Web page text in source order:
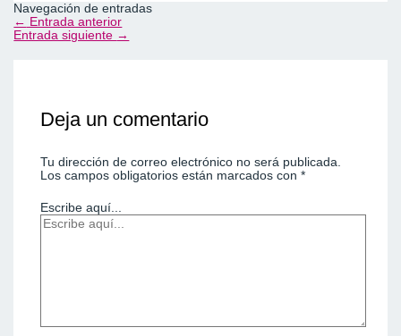
Navegación de entradas
← Entrada anterior
Entrada siguiente →
Deja un comentario
Tu dirección de correo electrónico no será publicada.
Los campos obligatorios están marcados con *
Escribe aquí...